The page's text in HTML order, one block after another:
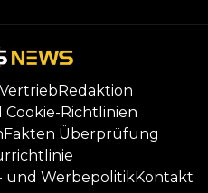
Redaktion
Richtlinien
Fakten Überprüfung
und WerbepolitikKontakt